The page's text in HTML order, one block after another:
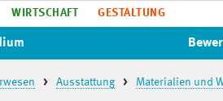
WIRTSCHAFT GESTALTUNG
Ausstattung Materialien und